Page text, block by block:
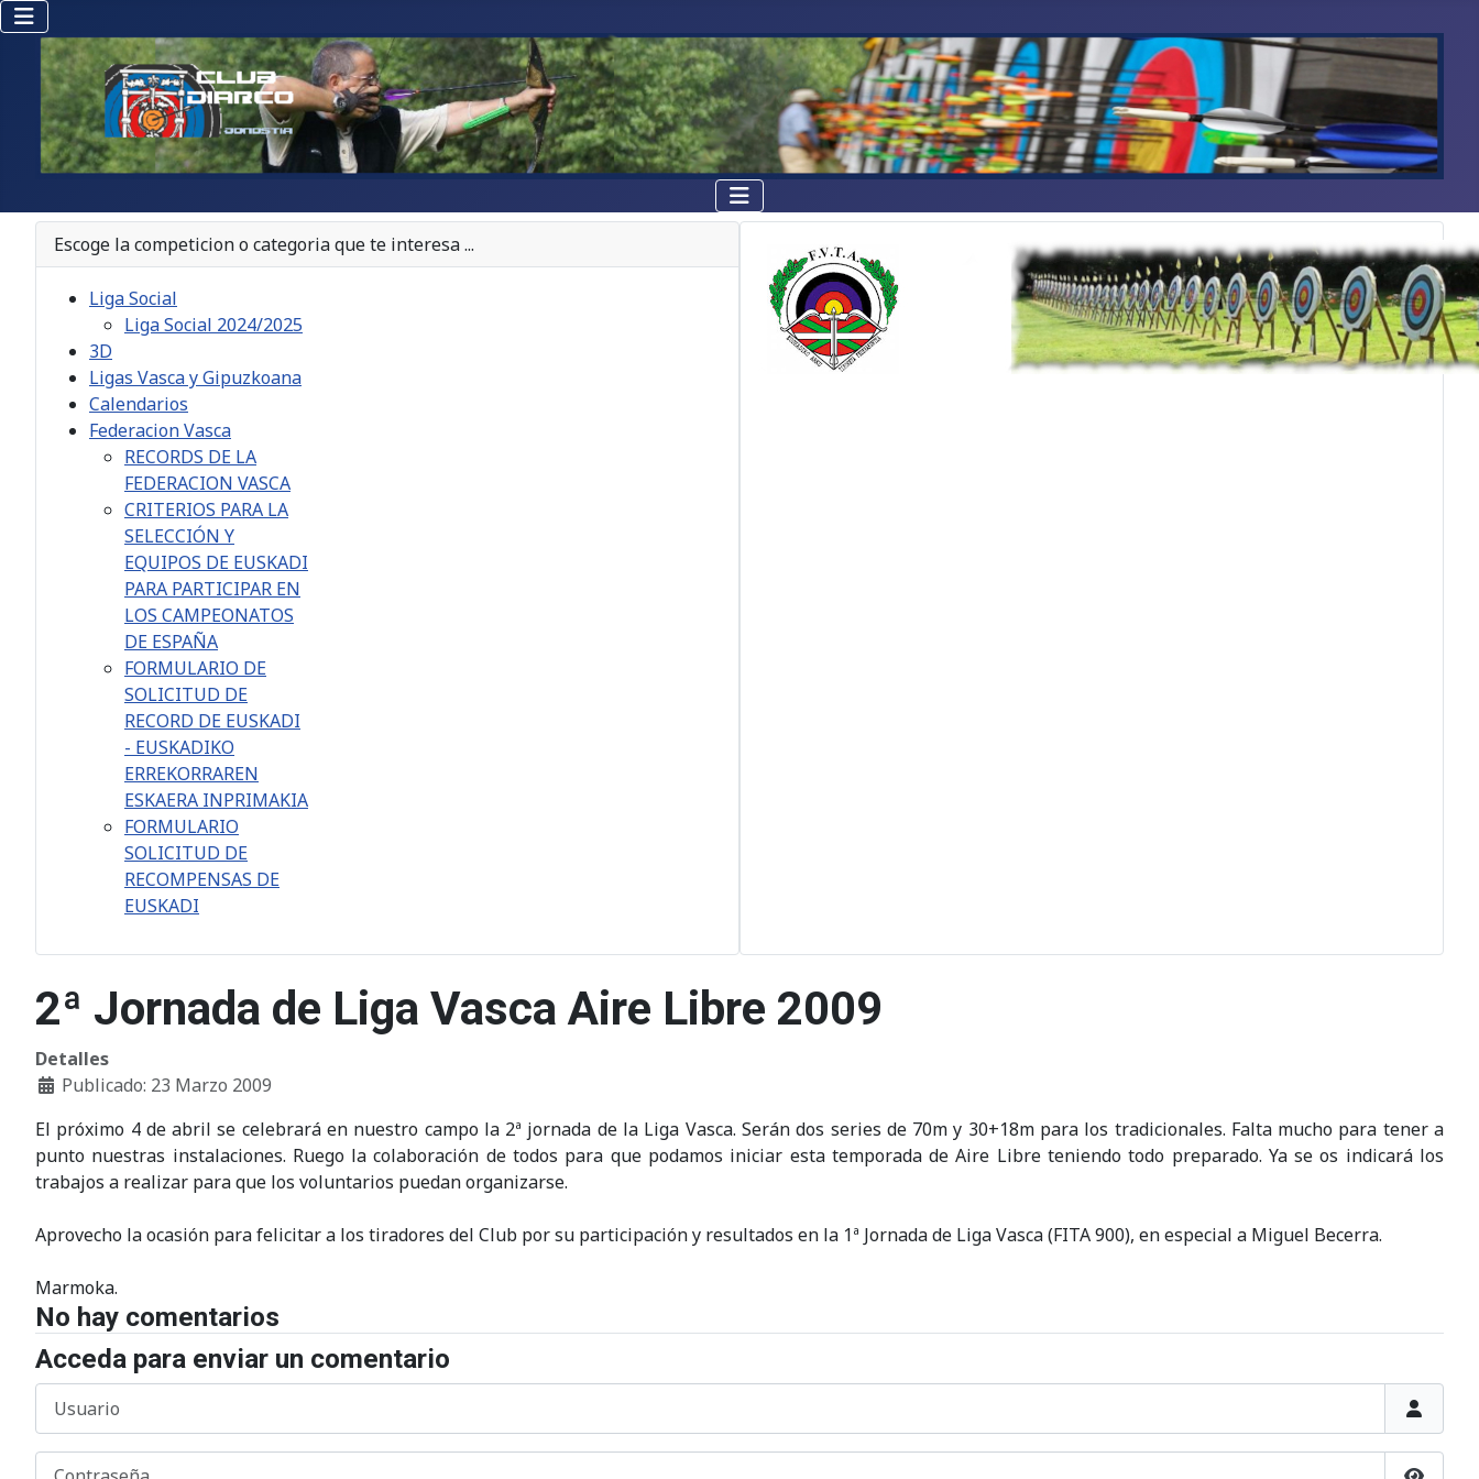
Escoge la competicion o categoria que te interesa ...
Liga Social
Liga Social 2024/2025
3D
Ligas Vasca y Gipuzkoana
Calendarios
Federacion Vasca
RECORDS DE LA
FEDERACION VASCA
CRITERIOS PARA LA
SELECCIÓN Y
EQUIPOS DE EUSKADI
PARA PARTICIPAR EN
LOS CAMPEONATOS
DE ESPAÑA
FORMULARIO DE
SOLICITUD DE
RECORD DE EUSKADI
- EUSKADIKO
ERREKORRAREN
ESKAERA INPRIMAKIA
FORMULARIO
SOLICITUD DE
RECOMPENSAS DE
EUSKADI
2ª Jornada de Liga Vasca Aire Libre 2009
Detalles
Publicado: 23 Marzo 2009
El próximo 4 de abril se celebrará en nuestro campo la 2ª jornada de la Liga Vasca. Serán dos series de 70m y 30+18m para los tradicionales. Falta mucho para tener a
punto nuestras instalaciones. Ruego la colaboración de todos para que podamos iniciar esta temporada de Aire Libre teniendo todo preparado. Ya se os indicará los
trabajos a realizar para que los voluntarios puedan organizarse.
Aprovecho la ocasión para felicitar a los tiradores del Club por su participación y resultados en la 1ª Jornada de Liga Vasca (FITA 900), en especial a Miguel Becerra.
Marmoka.
No hay comentarios
Acceda para enviar un comentario
Contraseña